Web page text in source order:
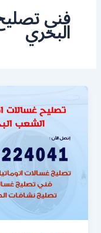
فني
البحري